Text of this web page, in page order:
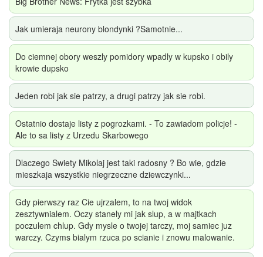
Jak umieraja neurony blondynki ?Samotnie...
Do ciemnej obory weszly pomidory wpadly w kupsko i obily
krowie dupsko
Jeden robi jak sie patrzy, a drugi patrzy jak sie robi.
Ostatnio dostaje listy z pogrozkami. - To zawiadom policje! -
Ale to sa listy z Urzedu Skarbowego
Dlaczego Swiety Mikolaj jest taki radosny ? Bo wie, gdzie
mieszkaja wszystkie niegrzeczne dziewczynki...
Gdy pierwszy raz Cie ujrzalem, to na twoj widok
zesztywnialem. Oczy stanely mi jak slup, a w majtkach
poczulem chlup. Gdy mysle o twojej tarczy, moj samiec juz
warczy. Czyms bialym rzuca po scianie i znowu malowanie.